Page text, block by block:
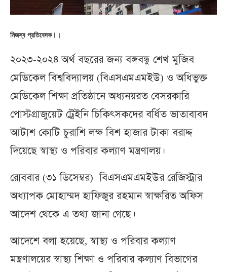
নিজস্ব প্রতিবেদক।।
২০২৩-২০২৪ অর্থ বছরের জন্য বঙ্গবন্ধু শেখ মুজিব
মেডিকেল বিশ্ববিদ্যালয় (বিএসএমএমইউ) ও অধিভুক্ত
মেডিকেল শিক্ষা প্রতিষ্ঠানে অধ্যনয়রত বেসরকারি
পোস্টগ্রাজুয়েট ট্রেইনি চিকিৎসকদের বর্ধিত ভাতাবাবদ
আটাশ কোটি চুরাশি লক্ষ বিশ হাজার টাকা বরাদ্দ
দিয়েছে স্বাস্থ্য ও পরিবার কল্যাণ মন্ত্রণালয়।
রোববার (৩১ ডিসেম্বর) বিএসএমএমইউর রেজিস্ট্রার
অধ্যাপক মোহাম্মদ হাফিজুর রহমান স্বাক্ষরিত অফিস
আদেশ থেকে এ তথ্য জানা গেছে।
আদেশে বলা হয়েছে, স্বাস্থ্য ও পরিবার কল্যাণ
মন্ত্রণালয়ের স্বাস্থ্য শিক্ষা ও পরিবার কল্যাণ বিভাগের